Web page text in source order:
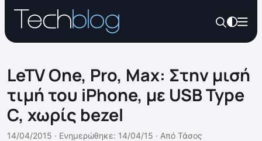
LeTV One, Pro, Max: Στην μισή
τιμή του iPhone, με USB Type
C, χωρίς bezel
14/04/2015 · Ενημερώθηκε: 14/04/15 · Από Τάσος